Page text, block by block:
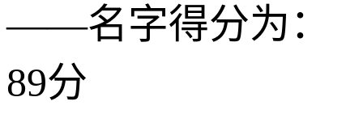
——名字得分为：
89分